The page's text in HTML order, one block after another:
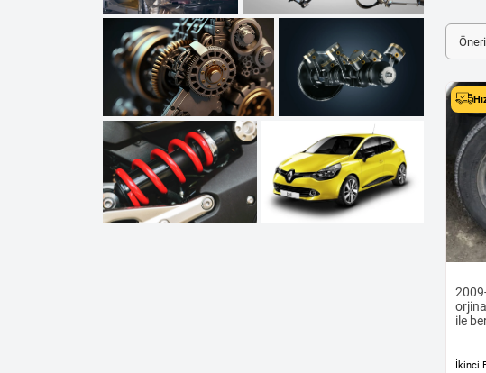
TCE Motor
ile
İkinci